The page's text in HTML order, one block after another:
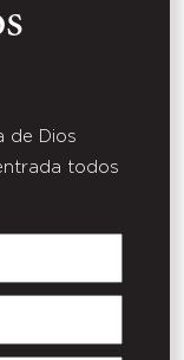
de Dios
todos